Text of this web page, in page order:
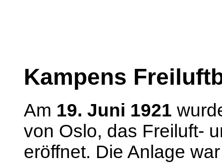
Kampens
Am 19. Juni 1921
von Oslo, das Freiluft-
eröffnet. Die Anlage